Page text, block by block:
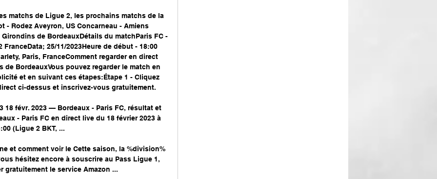
matchs de Ligue 2, les prochains matchs de la
- Rodez Aveyron, US Concarneau - Amiens
de BordeauxDétails du matchParis FC -
25/11/2023Heure de début - 18:00
Paris, FranceComment regarder en direct
de BordeauxVous pouvez regarder le match en
et en suivant ces étapes:Étape 1 - Cliquez
ci-dessus et inscrivez-vous gratuitement.
18 févr. 2023 — Bordeaux - Paris FC, résultat et
- Paris FC en direct live du 18 février 2023 à
(Ligue 2 BKT, ...
et comment voir le Cette saison, la %division%
hésitez encore à souscrire au Pass Ligue 1,
gratuitement le service Amazon ...